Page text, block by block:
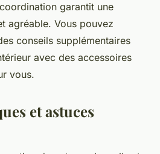
garantit une
agréable. Vous pouvez
conseils supplémentaires
avec des accessoires
vous.
et astuces